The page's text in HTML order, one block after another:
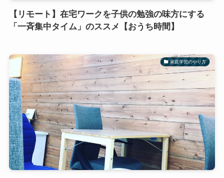
【リモート】在宅ワークを子供の勉強の味方にする
「一斉集中タイム」のススメ【おうち時間】
家庭学習のやり方